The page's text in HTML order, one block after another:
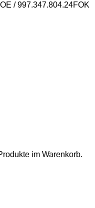
im Warenkorb.
/997.347.804.24FOK